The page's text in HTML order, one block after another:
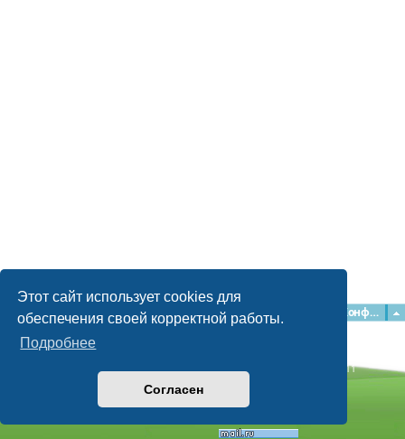
Этот сайт использует cookies для
обеспечения своей корректной работы.
Подробнее
Согласен
Главная Форумы Конфиденциальность
Наша команда
Time: 0.052s| Peak Memory Usage: 2.16 МБ | GZIP: Off |
Queries: 11
© phpBB Guru, 2004—2026
Powered by
Style byArtodia